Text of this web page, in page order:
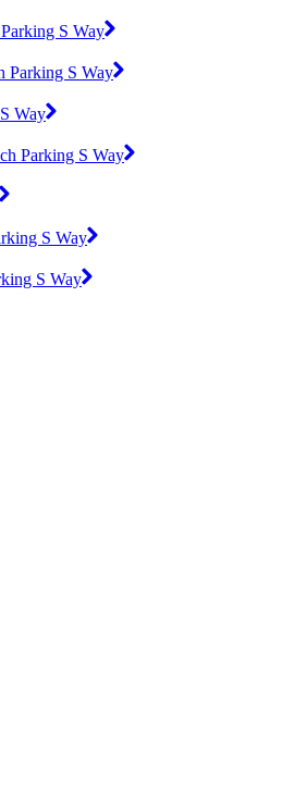
S Way
Parking S Way
Way
Parking S Way
S Way
S Way